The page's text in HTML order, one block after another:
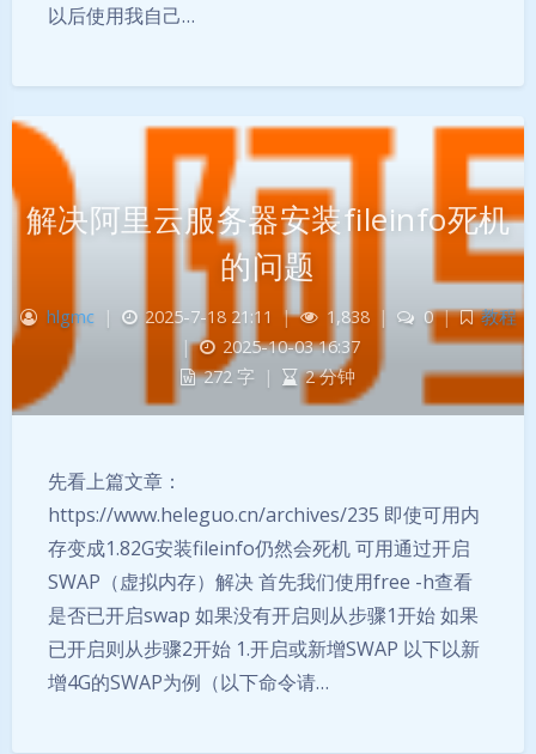
以后使用我自己…
解决阿里云服务器安装fileinfo死机
的问题
hlgmc | 2025-7-18 21:11 | 1,838 | 0 |
教程
|
2025-10-03 16:37
272 字
| 2 分钟
先看上篇文章：
https://www.heleguo.cn/archives/235 即使可用内
存变成1.82G安装fileinfo仍然会死机 可用通过开启
SWAP（虚拟内存）解决 首先我们使用free -h查看
是否已开启swap 如果没有开启则从步骤1开始 如果
已开启则从步骤2开始 1.开启或新增SWAP 以下以新
增4G的SWAP为例（以下命令请…